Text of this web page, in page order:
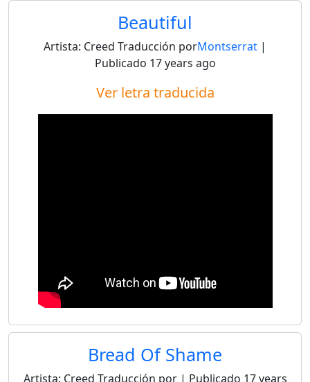
Beautiful
Artista: Creed Traducción porMontserrat |
Publicado 17 years ago
Ver letra traducida
Bread Of Shame
Artista: Creed Traducción por | Publicado 17 years